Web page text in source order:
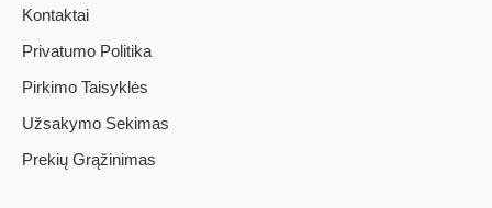
Kontaktai
Privatumo Politika
Pirkimo Taisyklės
Užsakymo Sekimas
Prekių Grąžinimas